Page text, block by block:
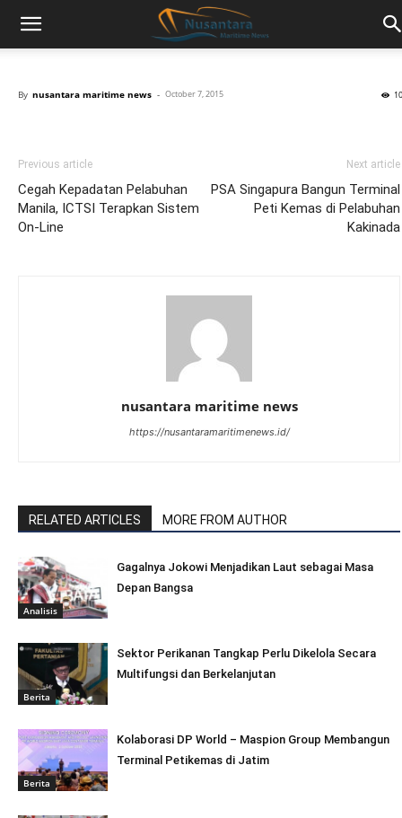
By nusantara maritime news - October 7, 2015
Previous article
Cegah Kepadatan Pelabuhan
Manila, ICTSI Terapkan Sistem
On-Line
Next article
PSA Singapura Bangun Terminal
Peti Kemas di Pelabuhan
Kakinada
nusantara maritime news
https://nusantaramaritimenews.id/
RELATED ARTICLES MORE FROM AUTHOR
Analisis
Gagalnya Jokowi Menjadikan Laut sebagai Masa
Depan Bangsa
Berita
Sektor Perikanan Tangkap Perlu Dikelola Secara
Multifungsi dan Berkelanjutan
Berita
Kolaborasi DP World – Maspion Group Membangun
Terminal Petikemas di Jatim